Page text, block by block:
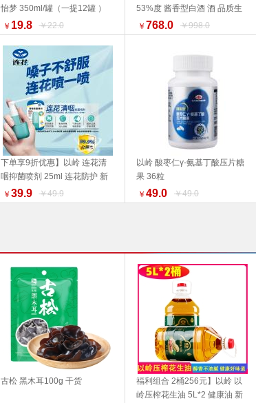
怡梦 350ml/罐（一提12罐 ）
好物推荐
￥ 19.8 ￥22.0
53%度 酱香型白酒 酒 品质生
活 好物推荐
￥ 768.0 ￥998.0
下单享9折优惠】以岭 连花清
咽抑菌喷剂 25ml 连花防护 新
旧包装随机发货 旅行必备
￥ 39.9 ￥49.9
以岭 酸枣仁γ-氨基丁酸压片糖
果 36粒
￥ 49.0 ￥49.0
古松 黑木耳100g 干货
福利组合 2桶256元】以岭 以
岭压榨花生油 5L*2 健康油 新